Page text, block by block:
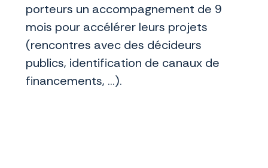
porteurs un accompagnement de 9
mois pour accélérer leurs projets
(rencontres avec des décideurs
publics, identification de canaux de
financements, …).